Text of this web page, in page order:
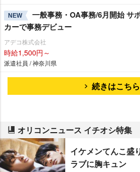
NEW
一般事務・OA事務/6月開始 サ
カーで事務デビュー
アデコ株式会社
時給1,500円～
派遣社員 / 神奈川県
続きはこちら
オリコンニュース イチオシ特集
イケメンてんこ盛
ラブに胸キュン